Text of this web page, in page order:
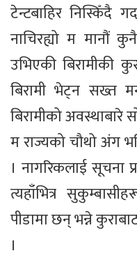
टेन्टबाहिर निस्किँदै
नाचिरह्यो म मानौं
उभिएकी बिरामीकी
बिरामी भेट्न सख्त
बिरामीको अवस्थाबारे
म राज्यको चौथो अंग
। नागरिकलाई सूचना
त्यहाँभित्र
पीडामा छन् भन्ने
।